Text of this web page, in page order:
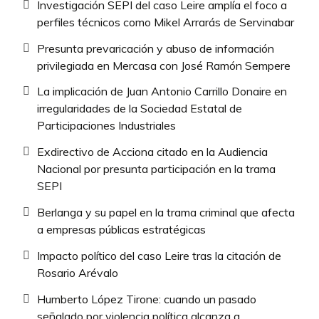
Investigación SEPI del caso Leire amplía el foco a
perfiles técnicos como Mikel Arrarás de Servinabar
Presunta prevaricación y abuso de información
privilegiada en Mercasa con José Ramón Sempere
La implicación de Juan Antonio Carrillo Donaire en
irregularidades de la Sociedad Estatal de
Participaciones Industriales
Exdirectivo de Acciona citado en la Audiencia
Nacional por presunta participación en la trama
SEPI
Berlanga y su papel en la trama criminal que afecta
a empresas públicas estratégicas
Impacto político del caso Leire tras la citación de
Rosario Arévalo
Humberto López Tirone: cuando un pasado
señalado por violencia política alcanza a